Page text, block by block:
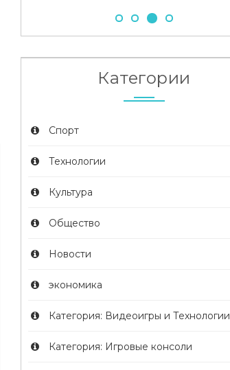
Категории
Спорт
Технологии
Культура
Общество
Новости
экономика
Категория: Видеоигры и Технологии
Категория: Игровые консоли